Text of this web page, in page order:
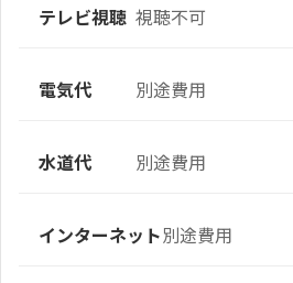
テレビ視聴 視聴不可
電気代 別途費用
水道代 別途費用
インターネット別途費用